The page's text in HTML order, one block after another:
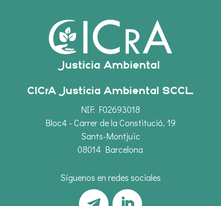
CICrA Justicia Ambiental SCCL
NIF: F02693018
Bloc4 - Carrer de la Constitució, 19
Sants-Montjuïc
08014 Barcelona
Síguenos en redes sociales